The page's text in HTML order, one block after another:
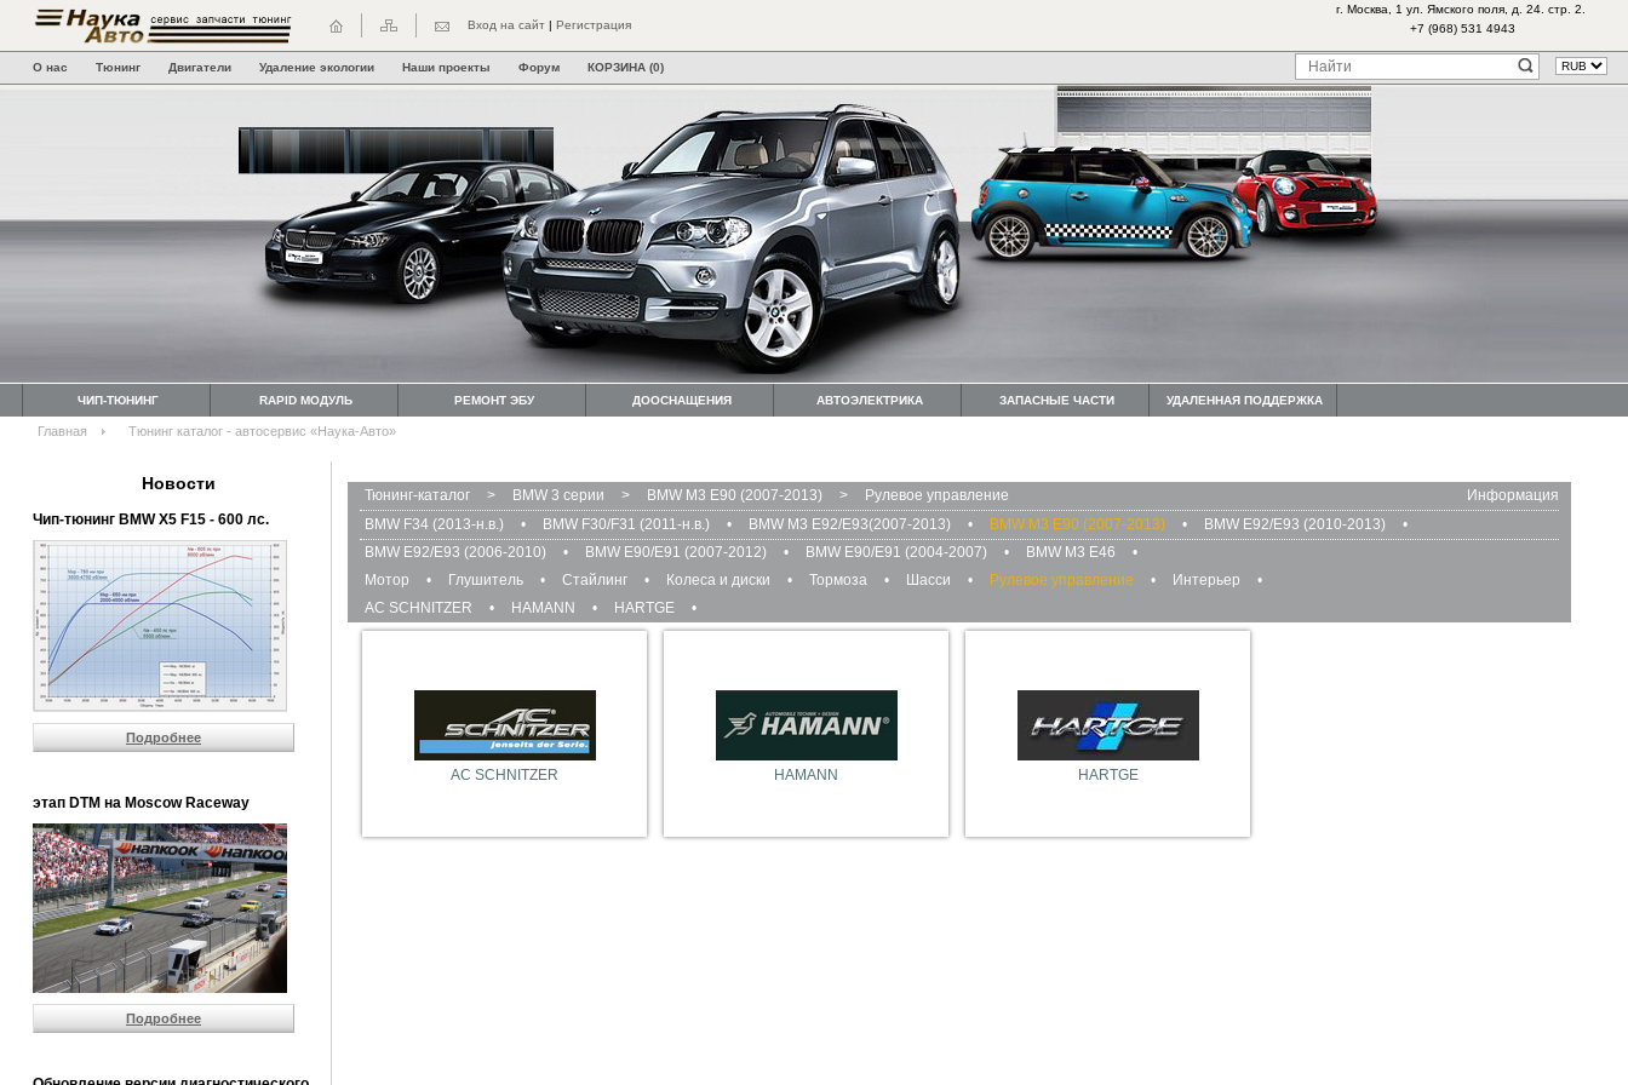
Вход на сайт | Регистрация
г. Москва, 1 ул. Ямского поля, д. 24. стр. 2.
+7 (968) 531 4943
О нас Тюнинг Двигатели Удаление экологии Наши проекты Форум КОРЗИНА (0)
ЧИП-ТЮНИНГ RAPID МОДУЛЬ РЕМОНТ ЭБУ ДООСНАЩЕНИЯ АВТОЭЛЕКТРИКА ЗАПАСНЫЕ ЧАСТИ УДАЛЕННАЯ ПОДДЕРЖКА
Главная Тюнинг каталог - автосервис «Наука-Авто»
Новости
Чип-тюнинг BMW Х5 F15 - 600 лс.
Подробнее
этап DTM на Moscow Raceway
Подробнее
Информация
Тюнинг-каталог > BMW 3 серии > BMW M3 E90 (2007-2013) >
Рулевое управление
BMW F34 (2013-н.в.)
• BMW F30/F31 (2011-н.в.) • BMW M3 E92/E93(2007-2013) • BMW M3 E90 (2007-2013) • BMW E92/E93 (2010-2013)
•
BMW E92/E93 (2006-2010)
• BMW E90/E91 (2007-2012) • BMW E90/Е91 (2004-2007) • BMW M3 E46
•
Мотор
• Глушитель • Стайлинг • Колеса и диски • Тормоза • Шасси • Рулевое управление • Интерьер
•
AC SCHNITZER
• HAMANN • HARTGE •
AC SCHNITZER HAMANN HARTGE